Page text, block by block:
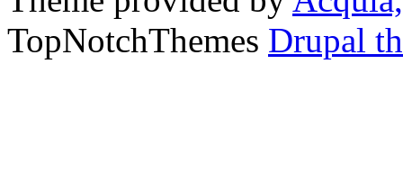
TopNotchThemes Drupal